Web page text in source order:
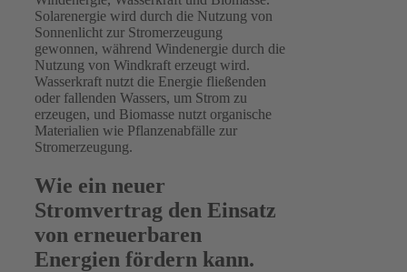
Solarenergie wird durch die Nutzung von
Sonnenlicht zur Stromerzeugung
gewonnen, während Windenergie durch die
Nutzung von Windkraft erzeugt wird.
Wasserkraft nutzt die Energie fließenden
oder fallenden Wassers, um Strom zu
erzeugen, und Biomasse nutzt organische
Materialien wie Pflanzenabfälle zur
Stromerzeugung.
Wie ein neuer
Stromvertrag den Einsatz
von erneuerbaren
Energien fördern kann.